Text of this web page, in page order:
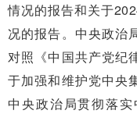
情况的报告和关于
况的报告。中央政治
对照《中国共产党纪
于加强和维护党中央
中央政治局贯彻落